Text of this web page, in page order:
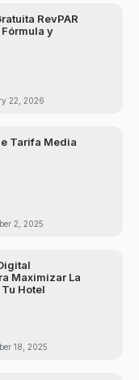
RevPAR
y
22, 2026
Tarifa Media
2, 2025
Maximizar La
Hotel
18, 2025